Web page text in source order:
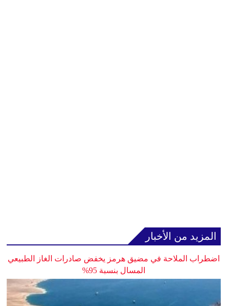
المزيد من الأخبار
اضطراب الملاحة في مضيق هرمز يخفض صادرات الغاز الطبيعي
المسال بنسبة 95%